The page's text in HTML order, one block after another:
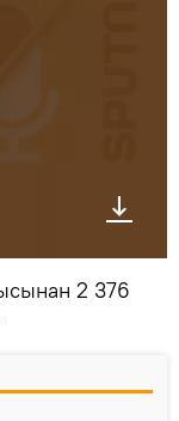
2 376